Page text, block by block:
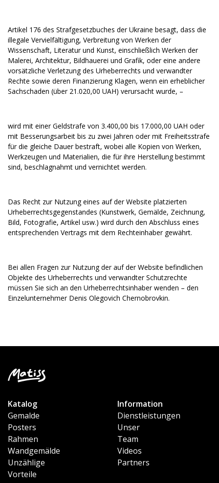
Artikel 176 des Strafgesetzbuches der Ukraine besagt, dass die
illegale Vervielfältigung, Verbreitung von Werken der
Wissenschaft, Literatur und Kunst, einschließlich Werken der
Malerei, Architektur, Bildhauerei und Grafik, oder eine andere
vorsätzliche Verletzung des Urheberrechts und verwandter
Rechte sowie deren Finanzierung Klagen, wenn ein erheblicher
Sachschaden (über 21.020,00 UAH) verursacht wurde, –
wird mit einer Geldstrafe von 3.400,00 bis 17.000,00 UAH oder
mit Besserungsarbeit bis zu zwei Jahren oder mit Freiheitsstrafe
für die gleiche Dauer bestraft, wobei alle Kopien von Werken,
Werkzeugen und Materialien, die für ihre Herstellung bestimmt
sind, beschlagnahmt und vernichtet werden.
Das Recht zur Nutzung eines auf der Website platzierten
Urheberrechtsgegenstandes (Kunstwerk, Gemälde, Zeichnung,
Bild, Fotografie, Artikel usw.) wird durch den Abschluss eines
entsprechenden Vertrags mit dem Rechteinhaber gewährt.
Bei allen Fragen zur Nutzung der auf der Website befindlichen
Objekte des Urheberrechts und verwandter Schutzrechte
müssen Sie sich an den Urheberrechtsinhaber wenden – den
Einzelunternehmer Denis Olegovich Chernobrovkin.
Katalog
Gemalde
Posters
Rahmen
Wandgemälde
Unzählige
Vorteile
Information
Dienstleistungen
Unser
Team
Videos
Partners